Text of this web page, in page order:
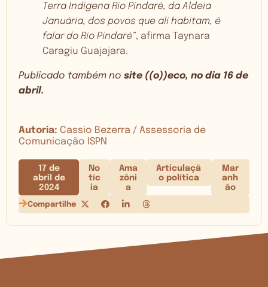
Terra Indígena Rio Pindaré, da Aldeia
Januária, dos povos que ali habitam, é
falar do Rio Pindaré”, afirma Taynara
Caragiu Guajajara.
Publicado também no site ((o))eco, no dia 16 de
abril.
Autoria: Cassio Bezerra / Assessoria de
Comunicação ISPN
17 de
abril de
2024
No
tíc
ia
Ama
zôni
a
Articulaçã
o política
Mar
anh
ão
Compartilhe